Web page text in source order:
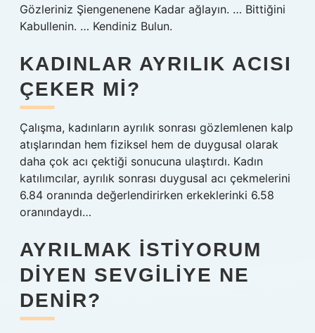
Gözleriniz Şiengenenene Kadar ağlayın. … Bittiğini
Kabullenin. … Kendiniz Bulun.
KADINLAR AYRILIK ACISI
ÇEKER MI?
Çalışma, kadınların ayrılık sonrası gözlemlenen kalp
atışlarından hem fiziksel hem de duygusal olarak
daha çok acı çektiği sonucuna ulaştırdı. Kadın
katılımcılar, ayrılık sonrası duygusal acı çekmelerini
6.84 oranında değerlendirirken erkeklerinki 6.58
oranındaydı…
AYRILMAK ISTIYORUM
DIYEN SEVGILIYE NE
DENIR?